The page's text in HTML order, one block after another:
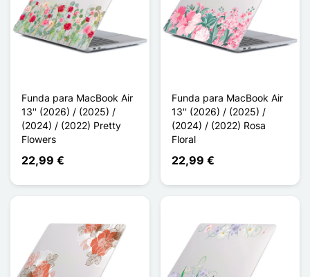
Funda para MacBook Air
13'' (2026) / (2025) /
(2024) / (2022) Pretty
Flowers
22,99 €
Funda para MacBook Air
13'' (2026) / (2025) /
(2024) / (2022) Rosa
Floral
22,99 €